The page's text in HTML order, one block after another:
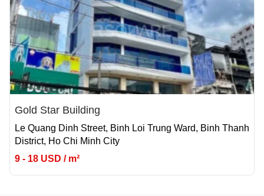
Gold Star Building
Le Quang Dinh Street, Binh Loi Trung Ward, Binh Thanh
District, Ho Chi Minh City
9 - 18 USD / m²